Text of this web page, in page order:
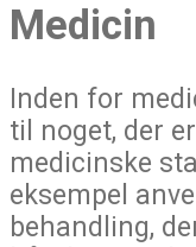
Medicin
Inden for
til noget, der
medicinske
eksempel
behandling,